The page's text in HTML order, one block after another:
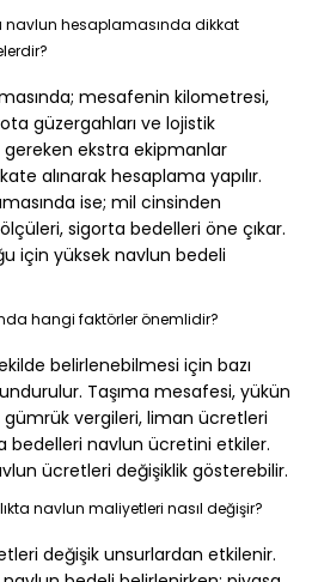
navlun hesaplamasında dikkat
mesafenin kilometresi,
güzergahları ve lojistik
gereken ekstra ekipmanlar
alınarak hesaplama yapılır.
ise; mil cinsinden
sigorta bedelleri öne çıkar.
için yüksek navlun bedeli
hangi faktörler önemlidir?
belirlenebilmesi için bazı
Taşıma mesafesi, yükün
gümrük vergileri, liman ücretleri
bedelleri navlun ücretini etkiler.
ücretleri değişiklik gösterebilir.
navlun maliyetleri nasıl değişir?
değişik unsurlardan etkilenir.